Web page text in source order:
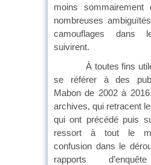
moins
nombreuses
camouflages dans
suivirent.
À toutes fins
se référer à des
Mabon de 2002 à
archives, qui retracent
qui ont précédé puis
ressort à tout le
confusion dans le
rapports